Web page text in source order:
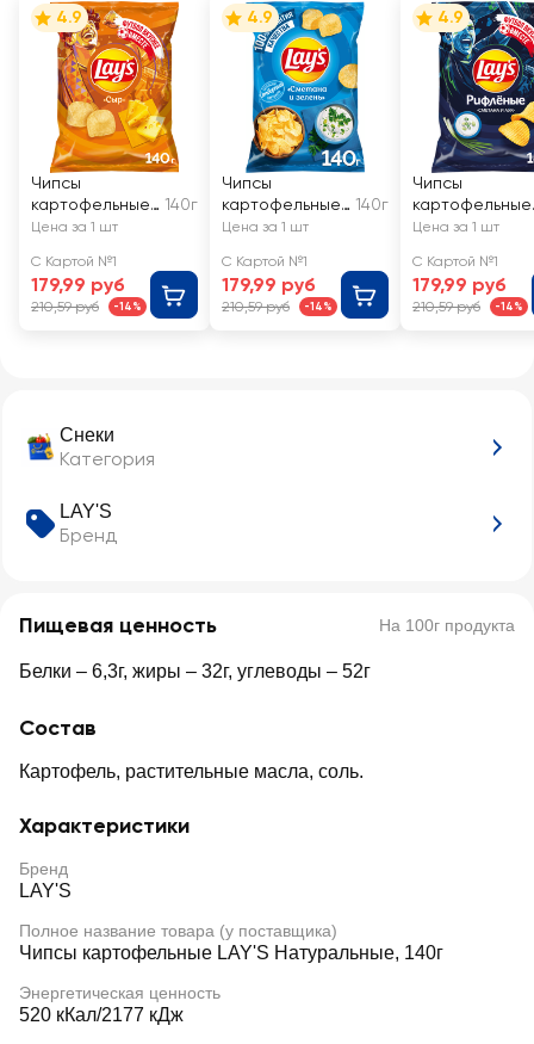
Снеки
Категория
LAY'S
Бренд
Пищевая ценность На 100г продукта
Белки – 6,3г, жиры – 32г, углеводы – 52г
Состав
Картофель, растительные масла, соль.
Характеристики
Бренд
LAY'S
Полное название товара (у поставщика)
Чипсы картофельные LAY'S Натуральные, 140г
Энергетическая ценность
520 кКал/2177 кДж
4.9
Чипсы
картофельные
LAY'S Сыр
140г
Цена за 1 шт
С Картой №1
179,99 руб
210,59 руб -14%
4.9
Чипсы
картофельные
LAY'S Сметана
140г
Цена за 1 шт
С Картой №1
179,99 руб
210,59 руб -14%
4.9
Чипсы
картофельные
LAY'S Сметана
Цена за 1 шт
С Картой №1
179,99 руб
210,59 руб -14%